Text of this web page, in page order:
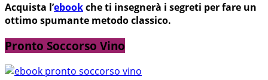
Acquista l’ebookche ti insegnerà i segreti per fare un
ottimo spumante metodo classico.
Pronto Soccorso Vino